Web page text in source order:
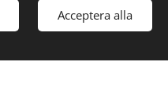
Acceptera alla